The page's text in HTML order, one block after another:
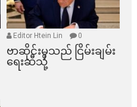
Editor Htein Lin 0
ဗာဆိုင်းမှသည် ငြိမ်းချမ်း
ရေးဆီသို့